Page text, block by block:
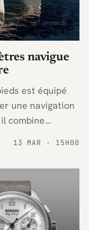
navigue
est équipé
une navigation
combine
13 MAR · 15H00